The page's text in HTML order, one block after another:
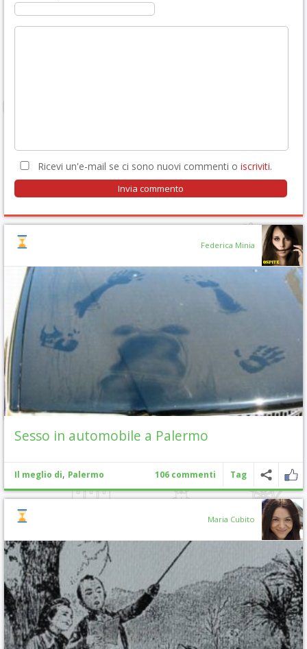
Ricevi un'e-mail se ci sono nuovi commenti o iscriviti.
Federica Minia
Sesso in automobile a Palermo
Il meglio di, Palermo 106 commenti Tag
Maria Cubito